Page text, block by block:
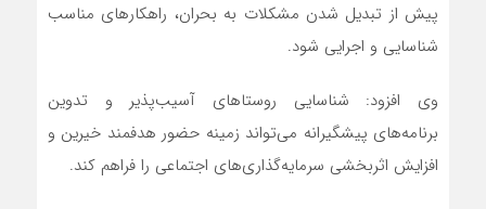
پیش از تبدیل شدن مشکلات به بحران، راهکارهای مناسب
شناسایی و اجرایی شود.
وی افزود: شناسایی روستاهای آسیب‌پذیر و تدوین
برنامه‌های پیشگیرانه می‌تواند زمینه حضور هدفمند خیرین و
افزایش اثربخشی سرمایه‌گذاری‌های اجتماعی را فراهم کند.